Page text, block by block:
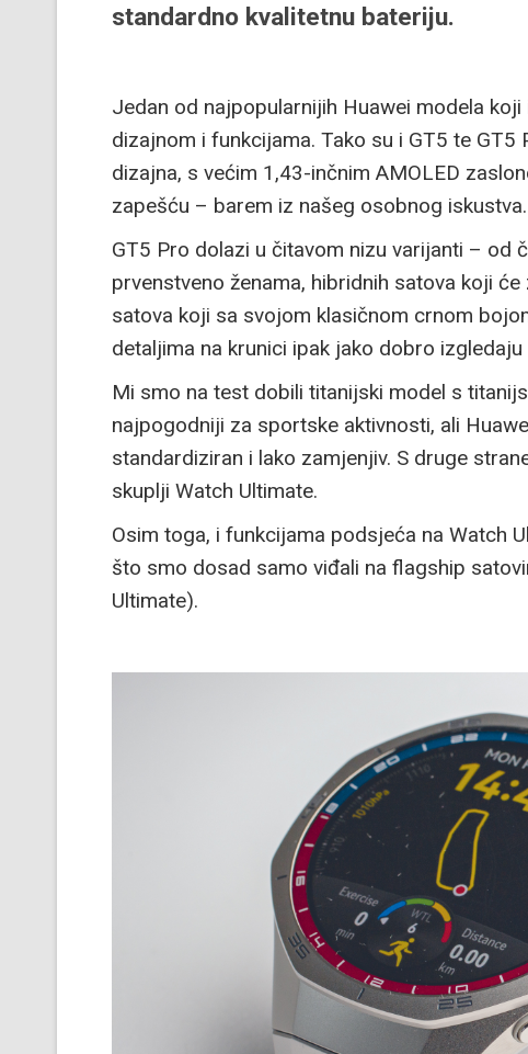
standardno kvalitetnu bateriju.
Jedan od najpopularnijih Huawei modela
dizajnom i funkcijama. Tako su i GT5 te
dizajna, s većim 1,43-inčnim AMOLED
zapešću – barem iz našeg osobnog iskustva.
GT5 Pro dolazi u čitavom nizu varijanti – od
prvenstveno ženama, hibridnih satova koji
satova koji sa svojom klasičnom crnom
detaljima na krunici ipak jako dobro
Mi smo na test dobili titanijski model s
najpogodniji za sportske aktivnosti, ali
standardiziran i lako zamjenjiv. S druge
skuplji Watch Ultimate.
Osim toga, i funkcijama podsjeća na Watch
što smo dosad samo viđali na flagship
Ultimate).